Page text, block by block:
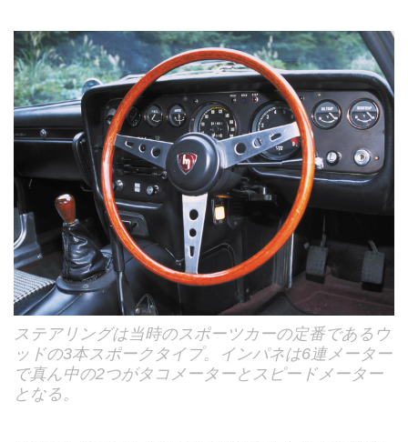
ステアリングは当時のスポーツカーの定番であるウ
ッドの3本スポークタイプ。インパネは6連メーター
で真ん中の2つがタコメーターとスピードメーター
となる。